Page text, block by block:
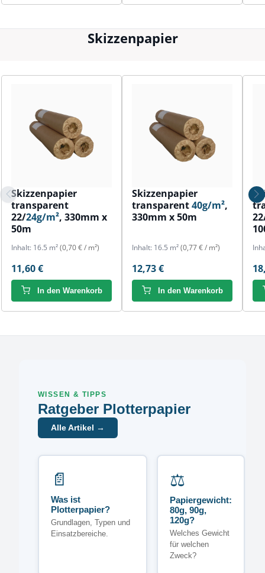
Skizzenpapier
Skizzenpapier
transparent
22/24g/m², 330mm x
50m
Inhalt: 16.5 m²(0,70 € / m²)
11,60 €
In den Warenkorb
Skizzenpapier
transparent40g/m²,
330mm x 50m
Inhalt: 16.5 m²(0,77 € / m²)
12,73 €
In den Warenkorb
WISSEN & TIPPS
Ratgeber Plotterpapier
Alle Artikel →
📄
Was ist
Plotterpapier?
Grundlagen, Typen und
Einsatzbereiche.
⚖️
Papiergewicht:
80g, 90g,
120g?
Welches Gewicht
für welchen
Zweck?